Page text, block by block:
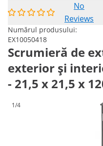
No
Reviews
Numărul produsului:
EX10050418
Scrumieră de
exterior și
- 21,5 x 21,5 x
1/4